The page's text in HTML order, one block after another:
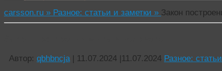
carsson.ru » Разное: статьи и заметки » Закон
Автор: qbhbncja | 11.07.2024 |11.07.2024 Разное: